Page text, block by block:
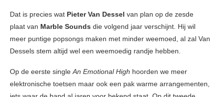
Dat is precies wat Pieter Van Dessel van plan op de zesde
plaat van Marble Sounds die volgend jaar verschijnt. Hij wil
meer puntige popsongs maken met minder weemoed, al zal Van
Dessels stem altijd wel een weemoedig randje hebben.
Op de eerste singleAn Emotional High hoorden we meer
elektronische toetsen maar ook een pak warme arrangementen,